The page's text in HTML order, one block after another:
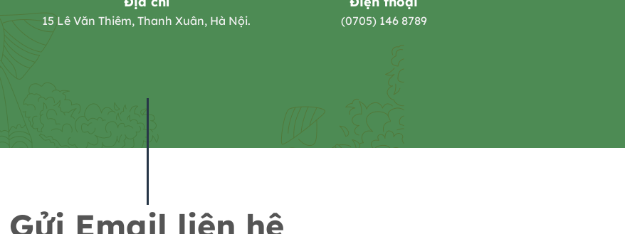
15 Lê Văn Thiêm, Thanh Xuân, Hà Nội. (0705) 146 8789
Gửi Email liên hệ